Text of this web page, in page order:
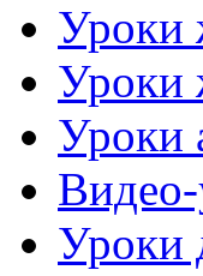
Уроки
Уроки
Уроки
Уроки